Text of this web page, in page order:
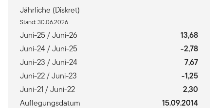
Jährliche (Diskret)
Stand: 30.06.2026
Juni-25 / Juni-26
13,68
Juni-24 / Juni-25
-2,78
Juni-23 / Juni-24
7,67
Juni-22 / Juni-23
-1,25
Juni-21 / Juni-22
2,30
Auflegungsdatum
15.09.2014